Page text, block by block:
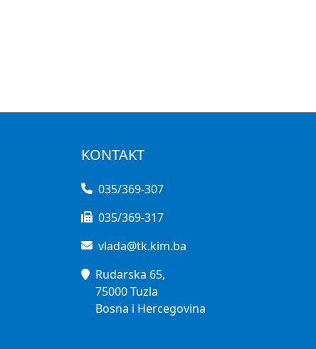
KONTAKT
035/369-307
035/369-317
vlada@tk.kim.ba
Rudarska 65,
75000 Tuzla
Bosna i Hercegovina